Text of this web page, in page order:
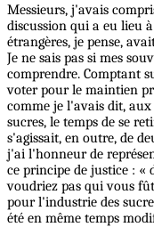
Messieurs, j'avais
discussion qui a eu lieu
étrangères, je pense,
Je ne sais pas si mes
comprendre. Comptant
voter pour le maintien
comme je l'avais dit,
sucres, le temps de se
s'agissait, en outre, de
j'ai l'honneur de
ce principe de justice : «
voudriez pas qui vous
pour l'industrie des
été en même temps